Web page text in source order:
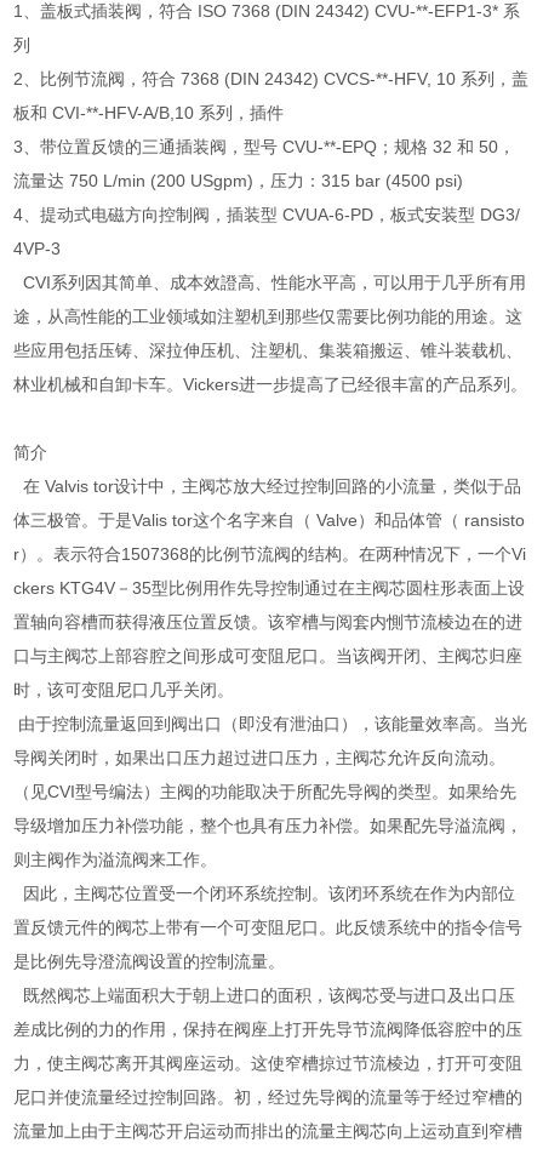
1、盖板式插装阀，符合 ISO 7368 (DIN 24342) CVU-**-EFP1-3* 系
列
2、比例节流阀，符合 7368 (DIN 24342) CVCS-**-HFV, 10 系列，盖
板和 CVI-**-HFV-A/B,10 系列，插件
3、带位置反馈的三通插装阀，型号 CVU-**-EPQ；规格 32 和 50，
流量达 750 L/min (200 USgpm)，压力：315 bar (4500 psi)
4、提动式电磁方向控制阀，插装型 CVUA-6-PD，板式安装型 DG3/
4VP-3
CVI系列因其简单、成本效證高、性能水平高，可以用于几乎所有用
途，从高性能的工业领域如注塑机到那些仅需要比例功能的用途。这
些应用包括压铸、深拉伸压机、注塑机、集装箱搬运、锥斗装载机、
林业机械和自卸卡车。Vickers进一步提高了已经很丰富的产品系列。
简介
在 Valvis tor设计中，主阀芯放大经过控制回路的小流量，类似于品
体三极管。于是Valis tor这个名字来自（ Valve）和品体管（ ransisto
r）。表示符合1507368的比例节流阀的结构。在两种情况下，一个Vi
ckers KTG4V－35型比例用作先导控制通过在主阀芯圆柱形表面上设
置轴向容槽而获得液压位置反馈。该窄槽与阅套内惻节流棱边在的进
口与主阀芯上部容腔之间形成可变阻尼口。当该阀开闭、主阀芯归座
时，该可变阻尼口几乎关闭。
由于控制流量返回到阀出口（即没有泄油口），该能量效率高。当光
导阀关闭时，如果出口压力超过进口压力，主阀芯允许反向流动。
（见CVI型号编法）主阀的功能取决于所配先导阀的类型。如果给先
导级增加压力补偿功能，整个也具有压力补偿。如果配先导溢流阀，
则主阀作为溢流阀来工作。
因此，主阀芯位置受一个闭环系统控制。该闭环系统在作为内部位
置反馈元件的阀芯上带有一个可变阻尼口。此反馈系统中的指令信号
是比例先导澄流阀设置的控制流量。
既然阀芯上端面积大于朝上进口的面积，该阀芯受与进口及出口压
差成比例的力的作用，保持在阀座上打开先导节流阀降低容腔中的压
力，使主阀芯离开其阀座运动。这使窄槽掠过节流棱边，打开可变阻
尼口并使流量经过控制回路。初，经过先导阀的流量等于经过窄槽的
流量加上由于主阀芯开启运动而排出的流量主阀芯向上运动直到窄槽